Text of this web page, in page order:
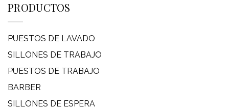
PRODUCTOS
PUESTOS DE LAVADO
SILLONES DE TRABAJO
PUESTOS DE TRABAJO
BARBER
SILLONES DE ESPERA